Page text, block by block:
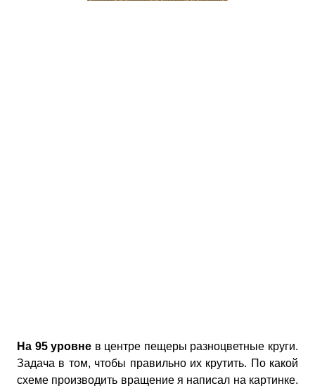
На 95 уровне в центре пещеры разноцветные круги.
Задача в том, чтобы правильно их крутить. По какой
схеме производить вращение я написал на картинке.